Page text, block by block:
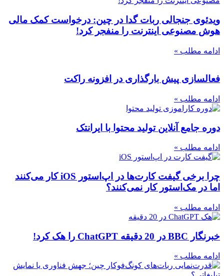
ویدئوی جنجالی ربات گدا در چین: درخواست کمک مالی
هوش مصنوعی اینترنت را منفجر کرد!
ادامه مطلب »
فعالسازی پیش بارگذاری در افزونه راکت
ادامه مطلب »
دوره جامع آنلاین تولید محتوا با ایرانتک
ادامه مطلب »
چرا برخی گیفت کارت‌ها در اپ‌استور iOS کار می‌کنند
اما در مک‌استور کار نمی‌کنند؟
ادامه مطلب »
خبرنگار BBC در 20 دقیقه ChatGPT را هک کرد!
ادامه مطلب »